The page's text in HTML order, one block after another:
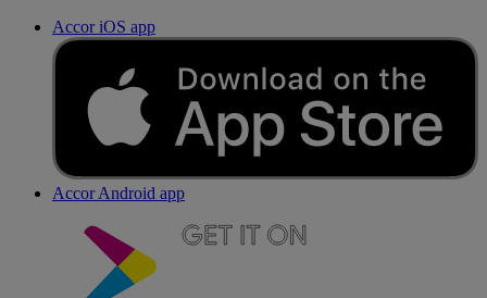
Accor iOS app
Accor Android app